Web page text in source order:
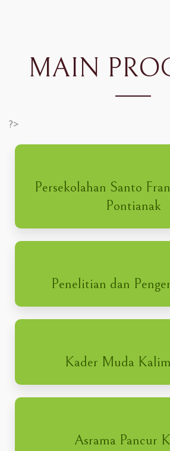
MAIN
?>
Persekolahan Santo
Pontianak
Penelitian dan
Kader Muda
Asrama Pancur